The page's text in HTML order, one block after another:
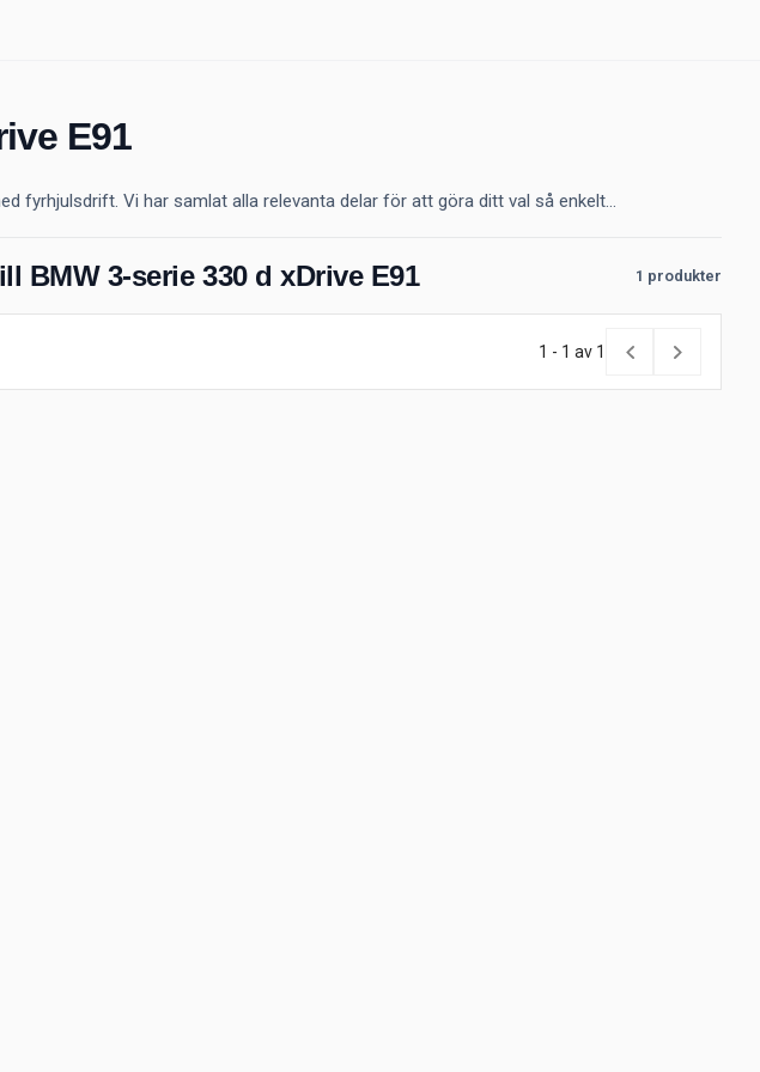
E91
fyrhjulsdrift. Vi har samlat alla relevanta delar för att göra ditt val så enkelt...
BMW 3-serie 330 d xDrive E91 1 produkter
1 - 1 av 1